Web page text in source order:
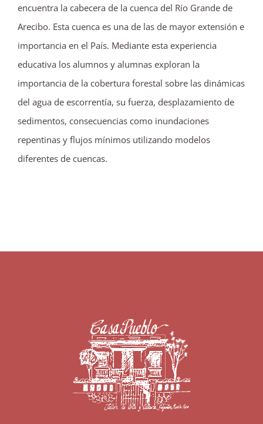
encuentra la cabecera de la cuenca del Río Grande de
Arecibo. Esta cuenca es una de las de mayor extensión e
importancia en el País. Mediante esta experiencia
educativa los alumnos y alumnas exploran la
importancia de la cobertura forestal sobre las dinámicas
del agua de escorrentía, su fuerza, desplazamiento de
sedimentos, consecuencias como inundaciones
repentinas y flujos mínimos utilizando modelos
diferentes de cuencas.